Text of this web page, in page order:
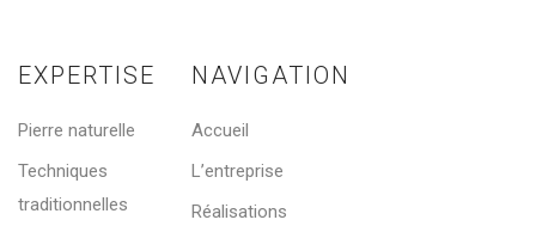
EXPERTISE
Pierre naturelle
Techniques
traditionnelles
NAVIGATION
Accueil
L’entreprise
Réalisations